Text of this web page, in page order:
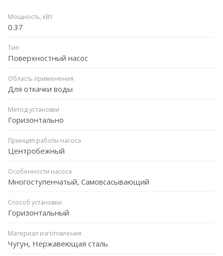
Мощность, кВт
0.37
Тип
Поверхностный насос
Область применения
Для откачки воды
Метод установки
Горизонтально
Принцип работы насоса
Центробежный
Особенности насоса
Многоступенчатый, Самовсасывающий
Способ установки
Горизонтальный
Материал изготовления
Чугун, Нержавеющая сталь